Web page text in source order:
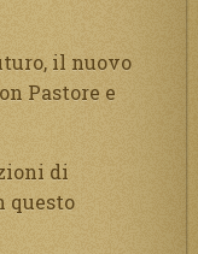
il nuovo
Pastore e
di
questo